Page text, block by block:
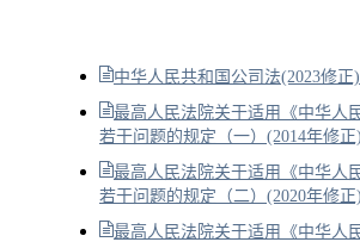
中华人民共和国公司法(2023修正)
最高人民法院关于适用《中华人
若干问题的规定（一）(2014年修正)
最高人民法院关于适用《中华人
若干问题的规定（二）(2020年修正)
最高人民法院关于适用《中华人